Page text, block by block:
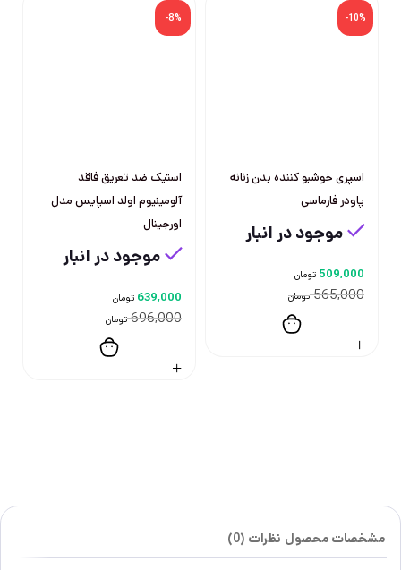
-10%
اسپری خوشبو کننده بدن زنانه
پاودر فارماسی
موجود در انبار
565,000 تومان
509,000 تومان
-8%
استیک ضد تعریق فاقد
آلومینیوم اولد اسپایس مدل
اورجینال
موجود در انبار
696,000 تومان
639,000 تومان
مشخصات محصول نظرات (0)